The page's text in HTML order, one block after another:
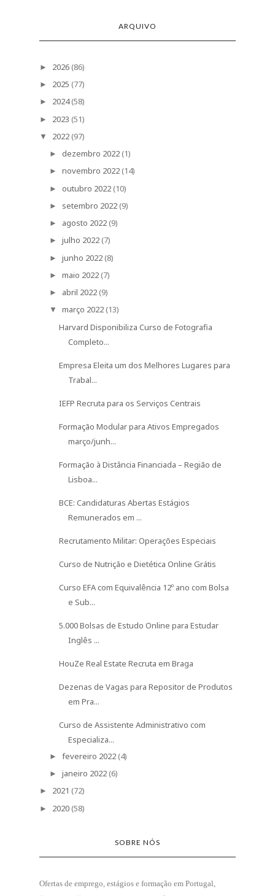
ARQUIVO
► 2026 (86)
► 2025 (77)
► 2024 (58)
► 2023 (51)
▼ 2022 (97)
► dezembro 2022 (1)
► novembro 2022 (14)
► outubro 2022 (10)
► setembro 2022 (9)
► agosto 2022 (9)
► julho 2022 (7)
► junho 2022 (8)
► maio 2022 (7)
► abril 2022 (9)
▼ março 2022 (13)
Harvard Disponibiliza Curso de Fotografia
Completo...
Empresa Eleita um dos Melhores Lugares para
Trabal...
IEFP Recruta para os Serviços Centrais
Formação Modular para Ativos Empregados
março/junh...
Formação à Distância Financiada – Região de
Lisboa...
BCE: Candidaturas Abertas Estágios
Remunerados em ...
Recrutamento Militar: Operações Especiais
Curso de Nutrição e Dietética Online Grátis
Curso EFA com Equivalência 12º ano com Bolsa
e Sub...
5.000 Bolsas de Estudo Online para Estudar
Inglês ...
HouZe Real Estate Recruta em Braga
Dezenas de Vagas para Repositor de Produtos
em Pra...
Curso de Assistente Administrativo com
Especializa...
► fevereiro 2022 (4)
► janeiro 2022 (6)
► 2021 (72)
► 2020 (58)
SOBRE NÓS
Ofertas de emprego, estágios e formação em Portugal,